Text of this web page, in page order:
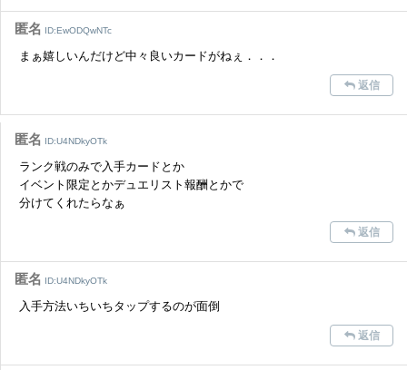
匿名 ID:EwODQwNTc
まぁ嬉しいんだけど中々良いカードがねぇ．．．
返信
匿名 ID:U4NDkyOTk
ランク戦のみで入手カードとか
イベント限定とかデュエリスト報酬とかで
分けてくれたらなぁ
返信
匿名 ID:U4NDkyOTk
入手方法いちいちタップするのが面倒
返信